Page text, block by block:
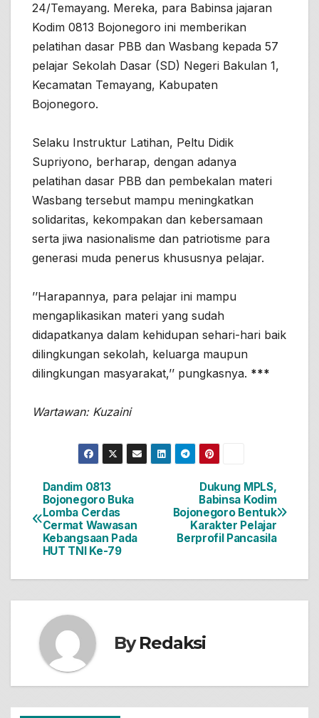
24/Temayang. Mereka, para Babinsa jajaran
Kodim 0813 Bojonegoro ini memberikan
pelatihan dasar PBB dan Wasbang kepada 57
pelajar Sekolah Dasar (SD) Negeri Bakulan 1,
Kecamatan Temayang, Kabupaten
Bojonegoro.
Selaku Instruktur Latihan, Peltu Didik
Supriyono, berharap, dengan adanya
pelatihan dasar PBB dan pembekalan materi
Wasbang tersebut mampu meningkatkan
solidaritas, kekompakan dan kebersamaan
serta jiwa nasionalisme dan patriotisme para
generasi muda penerus khususnya pelajar.
’’Harapannya, para pelajar ini mampu
mengaplikasikan materi yang sudah
didapatkanya dalam kehidupan sehari-hari baik
dilingkungan sekolah, keluarga maupun
dilingkungan masyarakat,’’ pungkasnya. ***
Wartawan: Kuzaini
Navigasi
pos
Dukung MPLS,
Babinsa Kodim
Bojonegoro Bentuk
Karakter Pelajar
Berprofil Pancasila
Dandim 0813
Bojonegoro Buka
Lomba Cerdas
Cermat Wawasan
Kebangsaan Pada
HUT TNI Ke-79
ByRedaksi